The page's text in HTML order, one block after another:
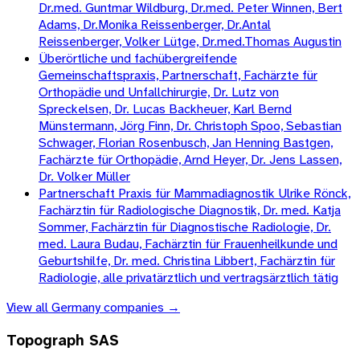
Dr.med. Guntmar Wildburg, Dr.med. Peter Winnen, Bert
Adams, Dr.Monika Reissenberger, Dr.Antal
Reissenberger, Volker Lütge, Dr.med.Thomas Augustin
Überörtliche und fachübergreifende
Gemeinschaftspraxis, Partnerschaft, Fachärzte für
Orthopädie und Unfallchirurgie, Dr. Lutz von
Spreckelsen, Dr. Lucas Backheuer, Karl Bernd
Münstermann, Jörg Finn, Dr. Christoph Spoo, Sebastian
Schwager, Florian Rosenbusch, Jan Henning Bastgen,
Fachärzte für Orthopädie, Arnd Heyer, Dr. Jens Lassen,
Dr. Volker Müller
Partnerschaft Praxis für Mammadiagnostik Ulrike Rönck,
Fachärztin für Radiologische Diagnostik, Dr. med. Katja
Sommer, Fachärztin für Diagnostische Radiologie, Dr.
med. Laura Budau, Fachärztin für Frauenheilkunde und
Geburtshilfe, Dr. med. Christina Libbert, Fachärztin für
Radiologie, alle privatärztlich und vertragsärztlich tätig
View allGermanycompanies →
Topograph SAS